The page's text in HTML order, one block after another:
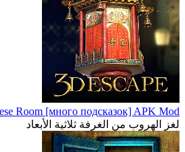
Room [много подсказок] APK Mod
لغز الهروب من الغرفة ثلاثية الأبعاد